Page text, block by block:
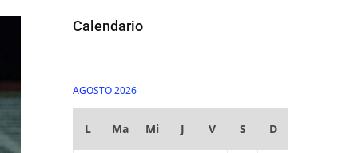
Calendario
AGOSTO 2026
L Ma Mi J V S D